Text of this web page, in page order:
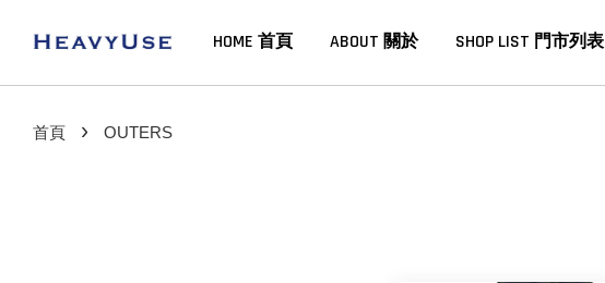
HOME 首頁 ABOUT 關於 SHOP LIST 門市列表
首頁 › OUTERS